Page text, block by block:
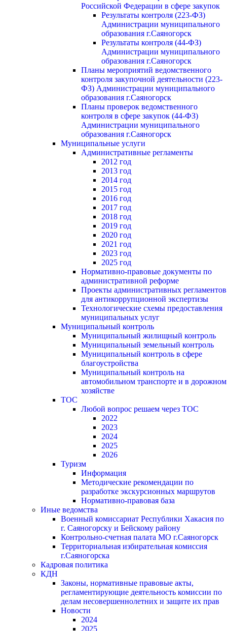
Российской Федерации в сфере закупок
Результаты контроля (223-ФЗ)
Администрации муниципального
образования г.Саяногорск
Результаты контроля (44-ФЗ)
Администрации муниципального
образования г.Саяногорск
Планы мероприятий ведомственного
контроля закупочной деятельности (223-
ФЗ) Администрации муниципального
образования г.Саяногорск
Планы проверок ведомственного
контроля в сфере закупок (44-ФЗ)
Администрации муниципального
образования г.Саяногорск
Муниципальные услуги
Административные регламенты
2012 год
2013 год
2014 год
2015 год
2016 год
2017 год
2018 год
2019 год
2020 год
2021 год
2023 год
2025 год
Нормативно-правовые документы по
административной реформе
Проекты административных регламентов
для антикоррупционной экспертизы
Технологические схемы предоставления
муниципальных услуг
Муниципальный контроль
Муниципальный жилищный контроль
Муниципальный земельный контроль
Муниципальный контроль в сфере
благоустройства
Муниципальный контроль на
автомобильном транспорте и в дорожном
хозяйстве
ТОС
Любой вопрос решаем через ТОС
2022
2023
2024
2025
2026
Туризм
Информация
Методические рекомендации по
разработке экскурсионных маршрутов
Нормативно-правовая база
Иные ведомства
Военный комиссариат Республики Хакасия по
г. Саяногорску и Бейскому району
Контрольно-счетная палата МО г.Саяногорск
Территориальная избирательная комиссия
г.Саяногорска
Кадровая политика
КДН
Законы, нормативные правовые акты,
регламентирующие деятельность комиссии по
делам несовершеннолетних и защите их прав
Новости
2024
2025